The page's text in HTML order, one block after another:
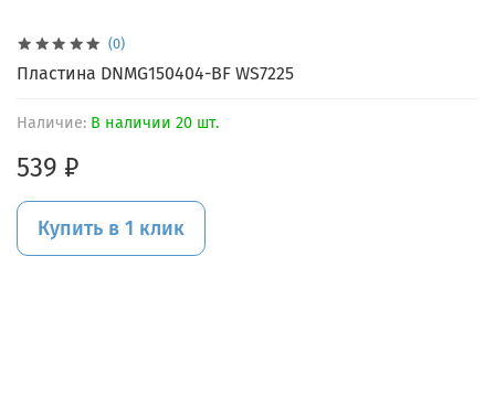
(0)
Наличие: В наличии 20 шт.
539 ₽
Купить в 1 клик
Пластина DNMG150404-BF WS7225